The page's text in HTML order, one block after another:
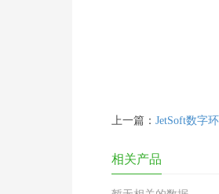
上一篇： JetSoft数字
相关产品